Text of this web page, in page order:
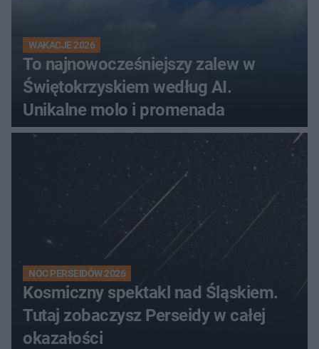
WAKACJE 2026
To najnowocześniejszy zalew w
Świętokrzyskiem według AI.
Unikalne molo i promenada
NOC PERSEIDÓW 2026
Kosmiczny spektakl nad Śląskiem.
Tutaj zobaczysz Perseidy w całej
okazałości